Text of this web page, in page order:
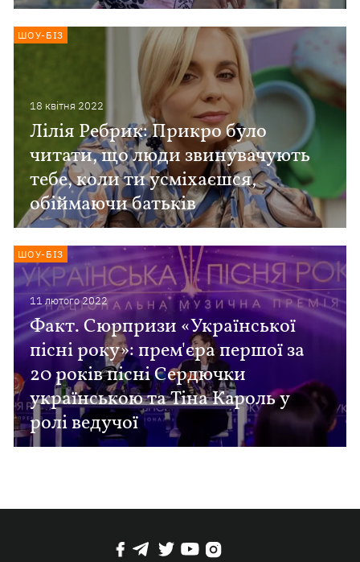
18 квiтня 2022
Лілія Ребрик: Прикро було
читати, що люди звинувачують
тебе, коли ти усміхаєшся,
обіймаючи батьків
ШОУ-БІЗ
11 лютого 2022
Факт. Сюрпризи «Української
пісні року»: прем'єра першої за
20 років пісні Сердючки
українською та Тіна Кароль у
ролі ведучої
ШОУ-БІЗ